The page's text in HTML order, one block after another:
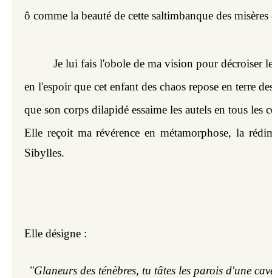
ô comme la beauté de cette saltimbanque des
Je lui fais l'obole de ma vision pour décroiser
en l'espoir que cet enfant des chaos repose en terre
que son corps dilapidé essaime les autels en tous les
Elle reçoit ma révérence en métamorphose, la
Sibylles.
Elle désigne :
"Glaneurs des ténèbres, tu tâtes les parois d'une